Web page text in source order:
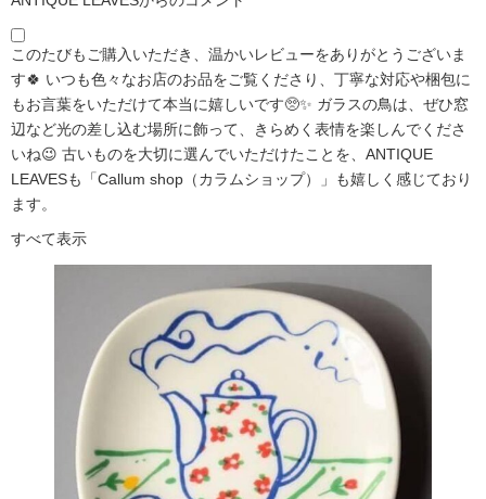
このたびもご購入いただき、温かいレビューをありがとうございま
す🍀 いつも色々なお店のお品をご覧くださり、丁寧な対応や梱包に
もお言葉をいただけて本当に嬉しいです🥺✨ ガラスの鳥は、ぜひ窓
辺など光の差し込む場所に飾って、きらめく表情を楽しんでくださ
いね😉 古いものを大切に選んでいただけたことを、ANTIQUE
LEAVESも「Callum shop（カラムショップ）」も嬉しく感じており
ます。
すべて表示